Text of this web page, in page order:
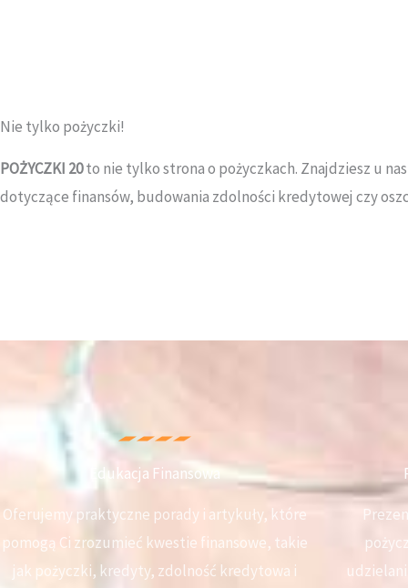
Nie tylko pożyczki!
POŻYCZKI 20to nie tylko strona o pożyczkach. Znajdziesz u
dotyczące finansów, budowania zdolności kredytowej czy
Edukacja Finansowa
Oferujemy praktyczne porady i artykuły, które
pomogą Ci zrozumieć kwestie finansowe, takie
jak pożyczki, kredyty, zdolność kredytowa i